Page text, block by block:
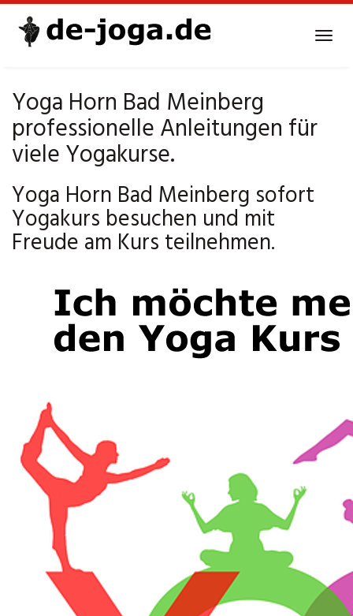
Yoga Horn Bad Meinberg
professionelle Anleitungen für
viele Yogakurse.
Yoga Horn Bad Meinberg sofort
Yogakurs besuchen und mit
Freude am Kurs teilnehmen.